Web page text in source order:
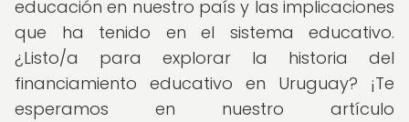
educación en nuestro país y las implicaciones
que ha tenido en el sistema educativo.
¿Listo/a para explorar la historia del
financiamiento educativo en Uruguay? ¡Te
esperamos en nuestro artículo